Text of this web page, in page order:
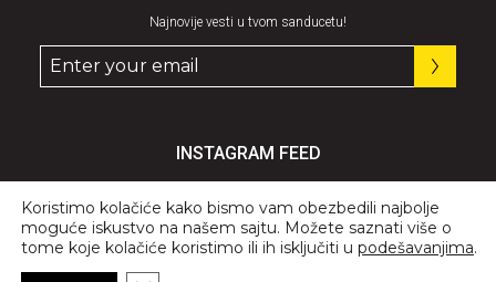
Najnovije vesti u tvom sanducetu!
INSTAGRAM FEED
Koristimo kolačiće kako bismo vam obezbedili najbolje
moguće iskustvo na našem sajtu. Možete saznati više o
tome koje kolačiće koristimo ili ih isključiti u podešavanjima.